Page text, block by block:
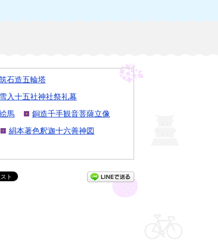
石造五輪塔
雪入十五社神社祭礼幕
馬 銅造千手観音菩薩立像
絹本著色釈迦十六善神図
LINEで送る